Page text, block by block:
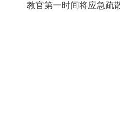
教官第一时间将应急疏